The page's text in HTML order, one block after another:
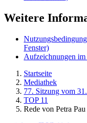
Mediathek
TOP 11
Rede von Petra Pau
zurück zu:TOP 11 ()
Instagram
Instagram-